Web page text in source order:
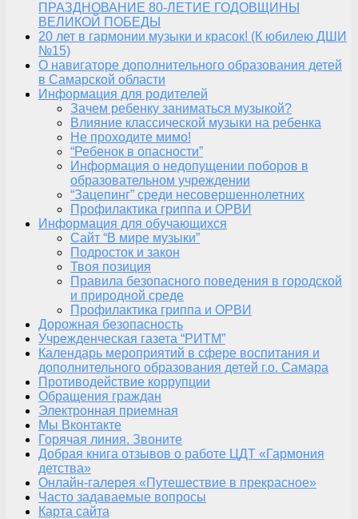
ПРАЗДНОВАНИЕ 80-ЛЕТИЕ ГОДОВЩИНЫ
ВЕЛИКОЙ ПОБЕДЫ
20 лет в гармонии музыки и красок! (К юбилею ДШИ
№15)
О навигаторе дополнительного образования детей
в Самарской области
Информация для родителей
Зачем ребенку заниматься музыкой?
Влияние классической музыки на ребенка
Не проходите мимо!
“Ребенок в опасности”
Информация о недопущении поборов в
образовательном учреждении
“Зацепинг” среди несовершеннолетних
Профилактика гриппа и ОРВИ
Информация для обучающихся
Сайт “В мире музыки”
Подросток и закон
Твоя позиция
Правила безопасного поведения в городской
и природной среде
Профилактика гриппа и ОРВИ
Дорожная безопасность
Учрежденческая газета “РИТМ”
Календарь мероприятий в сфере воспитания и
дополнительного образования детей г.о. Самара
Противодействие коррупции
Обращения граждан
Электронная приемная
Мы Вконтакте
Горячая линия. Звоните
Добрая книга отзывов о работе ЦДТ «Гармония
детства»
Онлайн-галерея «Путешествие в прекрасное»
Часто задаваемые вопросы
Карта сайта